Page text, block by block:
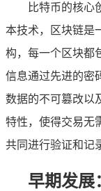
比特币的核心
本技术，区块链是
构，每一个区块都
信息通过先进的密
数据的不可篡改以
特性，使得交易无
共同进行验证和记
早期发展